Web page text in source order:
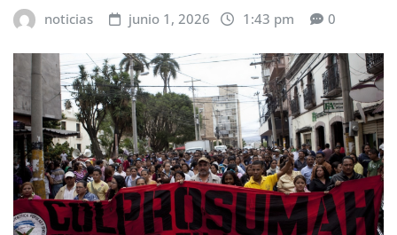
noticias junio 1, 2026 1:43 pm 0